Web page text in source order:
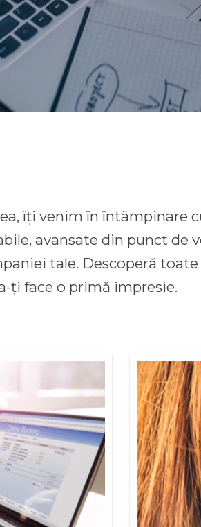
îți venim în întâmpinare
avansate din punct de
tale. Descoperă
ți face o primă impresie.